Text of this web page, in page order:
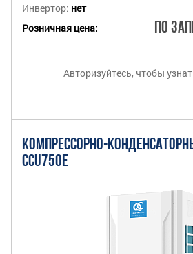
Инвертор: нет
Розничная цена:
По
Авторизуйтесь, чтобы
КОМПРЕССОРНО-
CCU750E